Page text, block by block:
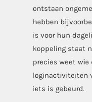
ontstaan
hebben
is voor hun
koppeling staat
precies weet wie
loginactiviteiten
iets is gebeurd.